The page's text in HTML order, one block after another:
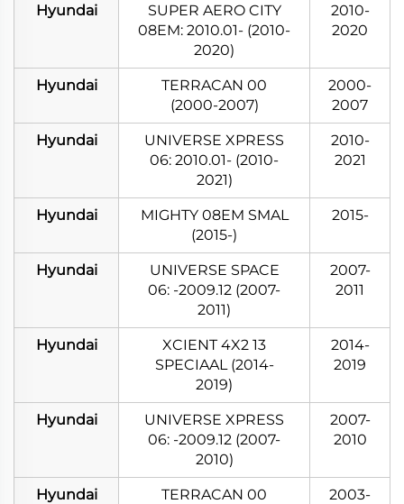
Hyundai
SUPER AERO CITY
08EM: 2010.01- (2010-
2020)
2010-
2020
Hyundai
TERRACAN 00
(2000-2007)
2000-
2007
Hyundai
UNIVERSE XPRESS
06: 2010.01- (2010-
2021)
2010-
2021
Hyundai
MIGHTY 08EM SMAL
(2015-)
2015-
Hyundai
UNIVERSE SPACE
06: -2009.12 (2007-
2011)
2007-
2011
Hyundai
XCIENT 4X2 13
SPECIAAL (2014-
2019)
2014-
2019
Hyundai
UNIVERSE XPRESS
06: -2009.12 (2007-
2010)
2007-
2010
Hyundai
TERRACAN 00
2003-